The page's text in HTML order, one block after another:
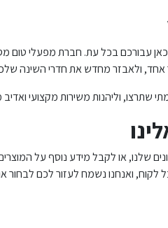
עבורכם בכל עת. חברת מפעלי טום
אחד, ולאבזר מחדש את חדרי השינה
וליהנות משירות מקצועי
שלנו, או לקבל מידע נוסף על
ואנחנו נשמח לעזור לכם לבחור